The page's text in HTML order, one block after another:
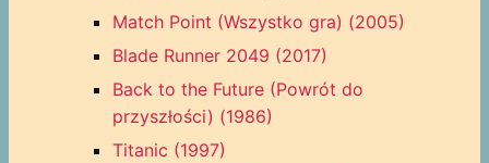
Match Point (Wszystko gra) (2005)
Blade Runner 2049 (2017)
Back to the Future (Powrót do
przyszłości) (1986)
Titanic (1997)